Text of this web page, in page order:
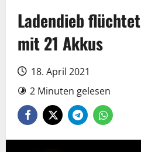
Ladendieb flüchtet
mit 21 Akkus
18. April 2021
2 Minuten gelesen